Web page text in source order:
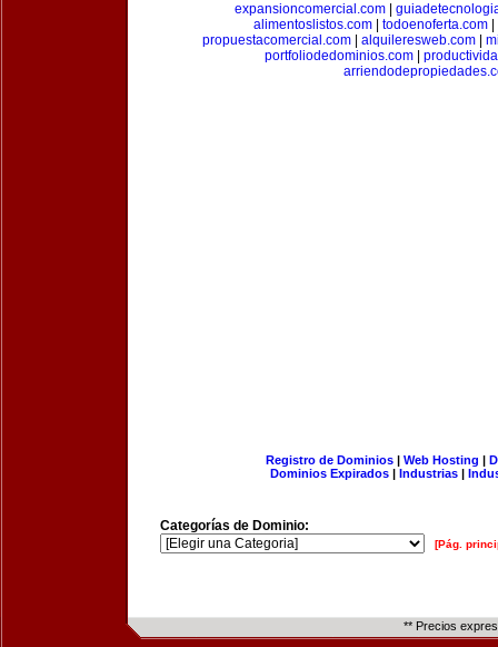
expansioncomercial.com|
alimentoslistos.com| todoenoferta.com|
propuestacomercial.com
alquileresweb.com
portfoliodedominios.com
Registro de Dominios| Web Hosting |
Dominios Expirados | Industrias |
Categorías de Dominio:
[Pág.
** Precios